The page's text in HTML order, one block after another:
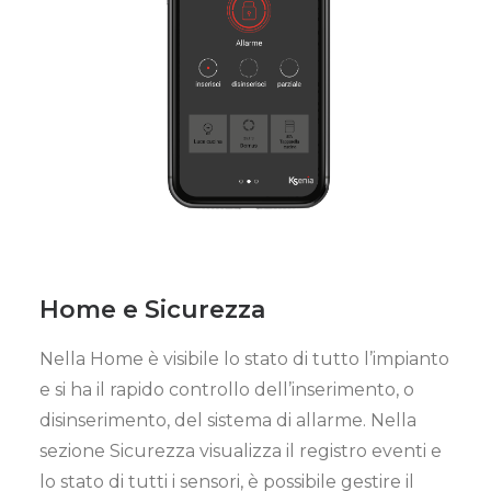
Home e Sicurezza
Nella Home è visibile lo stato di tutto l’impianto
e si ha il rapido controllo dell’inserimento, o
disinserimento, del sistema di allarme. Nella
sezione Sicurezza visualizza il registro eventi e
lo stato di tutti i sensori, è possibile gestire il